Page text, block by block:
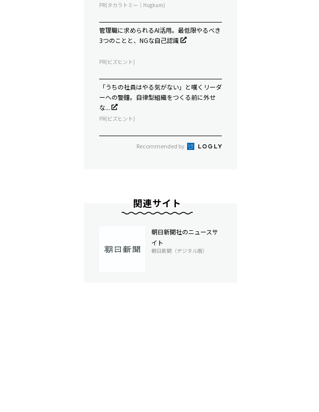
PR(タカラトミー｜Hugkum)
管理職に求められるAI活用。最低限やるべき
3つのことと、NGな自己認識
PR(ビズヒント)
「うちの社員はやる気がない」と嘆くリーダ
ーへの警鐘。自律型組織をつくる前に外せ
な...
PR(ビズヒント)
Recommended by
関連サイト
朝日新聞社のニュースサ
イト
朝日新聞（デジタル版）